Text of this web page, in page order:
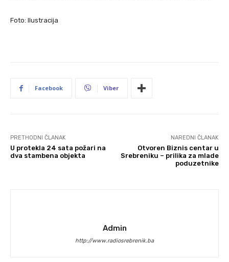
Foto: Ilustracija
Facebook Viber
PRETHODNI ČLANAK
U protekla 24 sata požari na
dva stambena objekta
NAREDNI ČLANAK
Otvoren Biznis centar u
Srebreniku – prilika za mlade
poduzetnike
Admin
http://www.radiosrebrenik.ba